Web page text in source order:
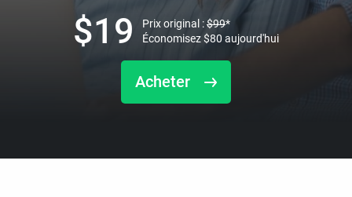
Acheter
$19 Prix original :$99*
Économisez$80 aujourd'hui